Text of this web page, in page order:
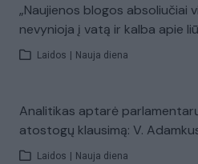
„Naujienos blogos absoliučiai
nevynioja į vatą ir kalba apie
Laidos Nauja diena
Analitikas aptarė
atostogų klausimą: V.
Laidos Nauja diena